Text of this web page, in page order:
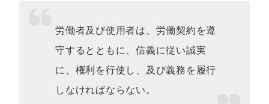
労働者及び使用者は、労働契約を遵
守するとともに、信義に従い誠実
に、権利を行使し、及び義務を履行
しなければならない。